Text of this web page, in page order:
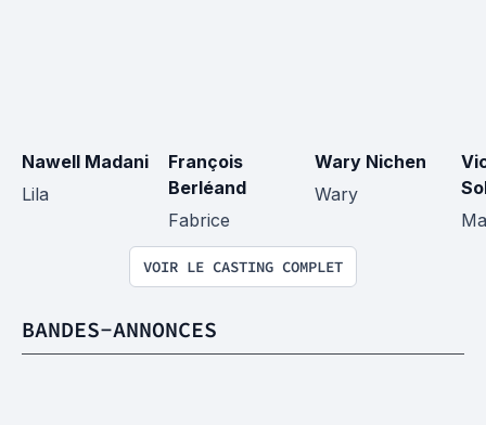
Nawell Madani
Lila
François
Berléand
Fabrice
Wary Nichen
Wary
VOIR LE CASTING COMPLET
BANDES-ANNONCES